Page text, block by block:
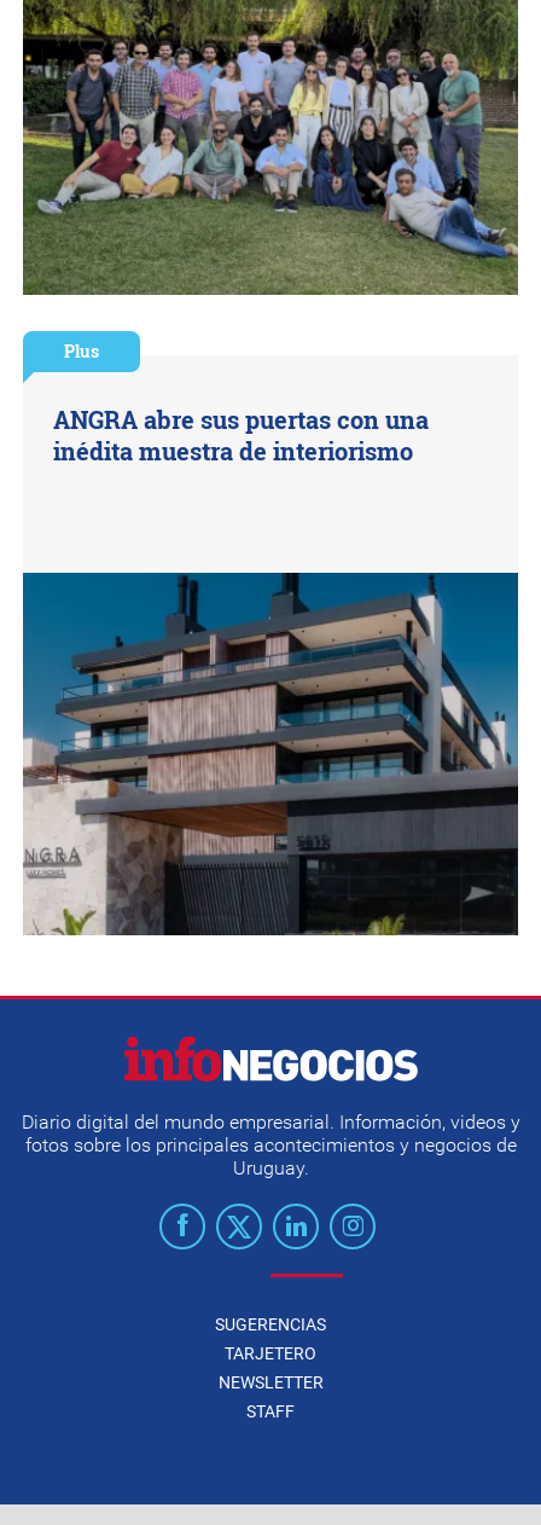
Plus
ANGRA abre sus puertas con una
inédita muestra de interiorismo
Diario digital del mundo empresarial. Información, videos y
fotos sobre los principales acontecimientos y negocios de
Uruguay.
SUGERENCIAS
TARJETERO
NEWSLETTER
STAFF